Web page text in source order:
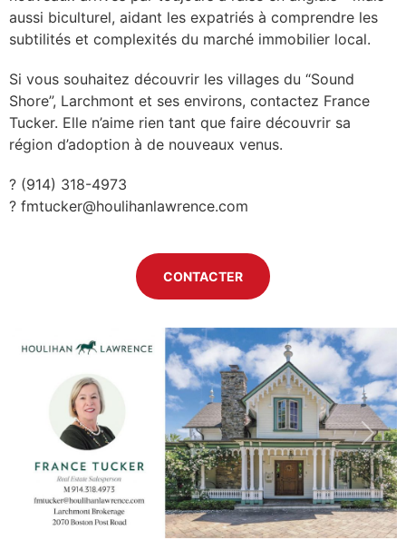
aussi biculturel, aidant les expatriés à comprendre les
subtilités et complexités du marché immobilier local.
Si vous souhaitez découvrir les villages du “Sound
Shore”, Larchmont et ses environs, contactez France
Tucker. Elle n’aime rien tant que faire découvrir sa
région d’adoption à de nouveaux venus.
? (914) 318-4973
? fmtucker@houlihanlawrence.com
CONTACTER
Previous Next